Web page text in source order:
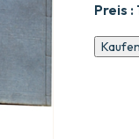
Preis :
Edo
Meisho
Kaufen